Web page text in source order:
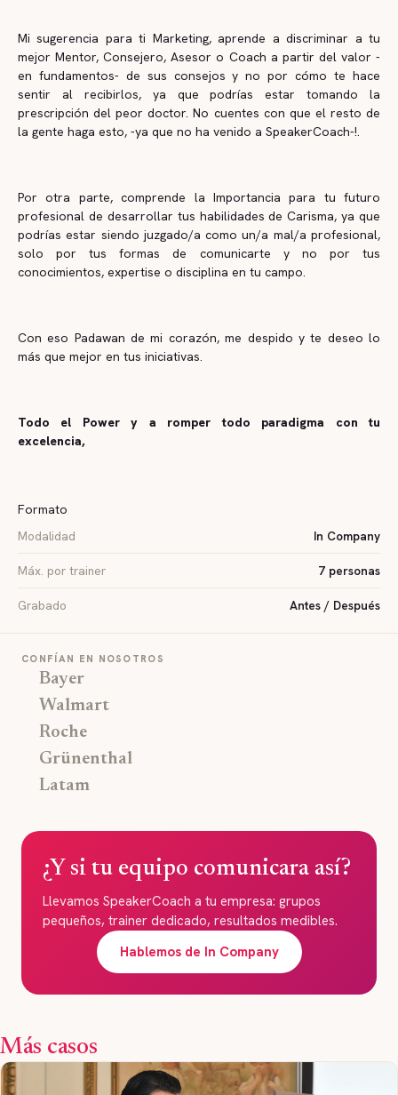
Mi sugerencia para ti Marketing, aprende a discriminar a tu
mejor Mentor, Consejero, Asesor o Coach a partir del valor -
en fundamentos- de sus consejos y no por cómo te hace
sentir al recibirlos, ya que podrías estar tomando la
prescripción del peor doctor. No cuentes con que el resto de
la gente haga esto, -ya que no ha venido a SpeakerCoach-!.
Por otra parte, comprende la Importancia para tu futuro
profesional de desarrollar tus habilidades de Carisma, ya que
podrías estar siendo juzgado/a como un/a mal/a profesional,
solo por tus formas de comunicarte y no por tus
conocimientos, expertise o disciplina en tu campo.
Con eso Padawan de mi corazón, me despido y te deseo lo
más que mejor en tus iniciativas.
Todo el Power y a romper todo paradigma con tu
excelencia,
Formato
Modalidad
In Company
Máx. por trainer 7 personas
Grabado Antes / Después
CONFÍAN EN NOSOTROS
Bayer
Walmart
Roche
Grünenthal
Latam
¿Y si tu equipo comunicara así?
Llevamos SpeakerCoach a tu empresa: grupos
pequeños, trainer dedicado, resultados medibles.
Hablemos de In Company
Más casos